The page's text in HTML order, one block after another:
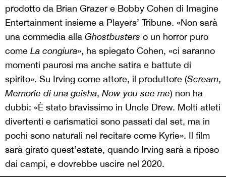
prodotto da Brian Grazer e Bobby Cohen di Imagine
Entertainment insieme a Players’ Tribune. «Non sarà
una commedia alla Ghostbusters o un horror puro
come La congiura», ha spiegato Cohen, «ci saranno
momenti paurosi ma anche satira e battute di
spirito». Su Irving come attore, il produttore (Scream,
Memorie di una geisha, Now you see me) non ha
dubbi: «È stato bravissimo in Uncle Drew. Molti atleti
divertenti e carismatici sono passati dal set, ma in
pochi sono naturali nel recitare come Kyrie». Il film
sarà girato quest’estate, quando Irving sarà a riposo
dai campi, e dovrebbe uscire nel 2020.